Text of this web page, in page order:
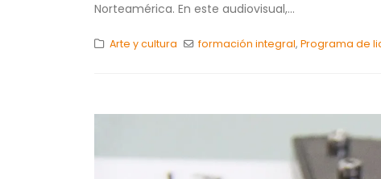
Norteamérica. En este audiovisual,...
Arte y cultura formación integral,Programa de